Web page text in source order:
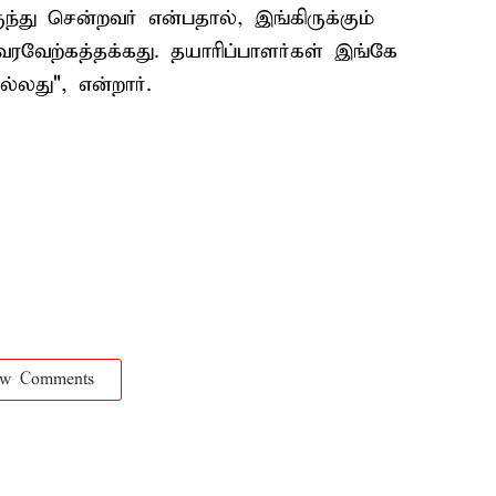
சென்றவர் என்பதால், இங்கிருக்கும்
வரவேற்கத்தக்கது. தயாரிப்பாளர்கள் இங்கே
என்றார்.
Comments